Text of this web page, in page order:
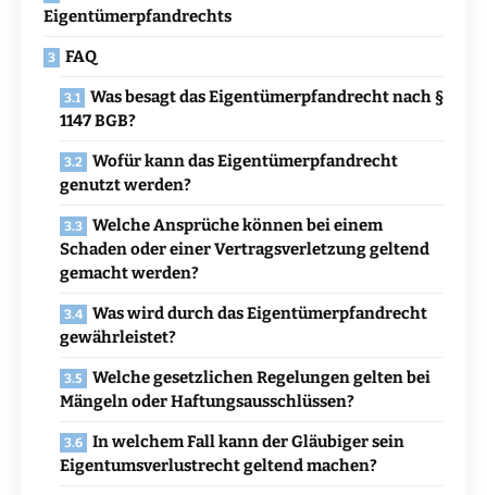
Eigentümerpfandrechts
FAQ
Was besagt das Eigentümerpfandrecht nach §
1147 BGB?
Wofür kann das Eigentümerpfandrecht
genutzt werden?
Welche Ansprüche können bei einem
Schaden oder einer Vertragsverletzung geltend
gemacht werden?
Was wird durch das Eigentümerpfandrecht
gewährleistet?
Welche gesetzlichen Regelungen gelten bei
Mängeln oder Haftungsausschlüssen?
In welchem Fall kann der Gläubiger sein
Eigentumsverlustrecht geltend machen?